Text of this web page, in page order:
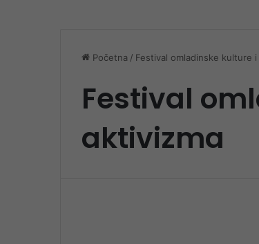
Početna / Festival omladinske kulture i
Festival
aktivizma